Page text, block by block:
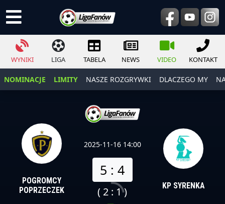
WYNIKI LIGA TABELA NEWS VIDEO KONTAKT
NOMINACJE LIMITY NASZE ROZGRYWKI DLACZEGO MY
POGROMCY
POPRZECZEK
2025-11-16 14:00
5 : 4
( 2 : 1 ) KP SYRENKA